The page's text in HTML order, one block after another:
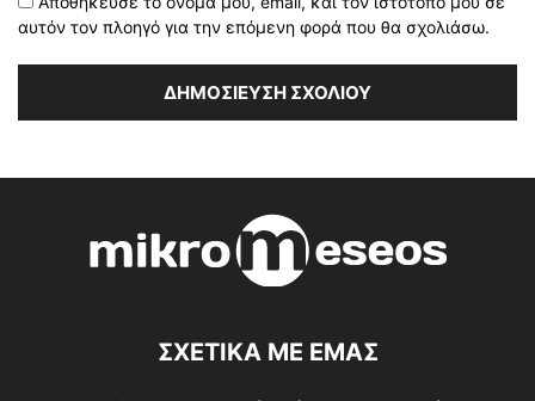
αυτόν τον πλοηγό για την επόμενη φορά που θα σχολιάσω.
ΣΧΕΤΙΚΑ ΜΕ ΕΜΑΣ